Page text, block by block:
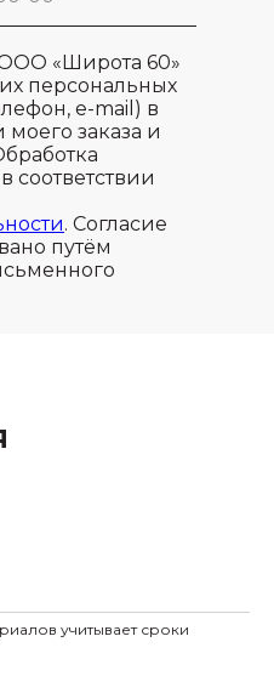
«Широта 60»
персональных
e-mail) в
моего заказа и
соответствии
. Согласие
путём
учитывает сроки